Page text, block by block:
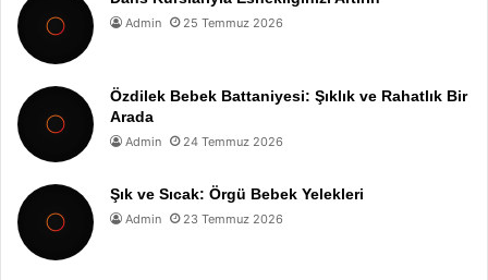
Admin 25 Temmuz 2026
Özdilek Bebek Battaniyesi: Şıklık ve Rahatlık Bir
Arada
Admin 24 Temmuz 2026
Şık ve Sıcak: Örgü Bebek Yelekleri
Admin 23 Temmuz 2026